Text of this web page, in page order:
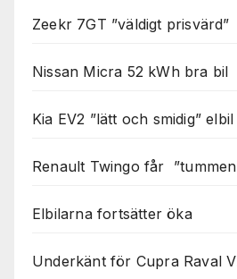
Zeekr 7GT ”väldigt prisvärd”
Nissan Micra 52 kWh bra bil
Kia EV2 ”lätt och smidig” elbil
Renault Twingo får
Elbilarna fortsätter öka
Underkänt för Cupra Raval